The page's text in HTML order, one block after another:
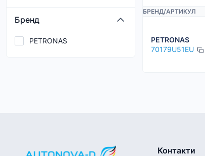
Бренд
PETRONAS
БРЕНД/АРТИКУЛ
PETRONAS
70179U51EU
Контакти